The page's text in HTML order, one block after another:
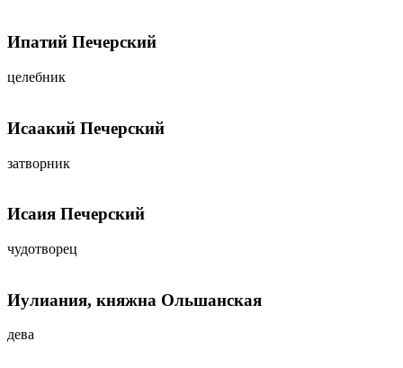
Ипатий Печерский
целебник
Исаакий Печерский
затворник
Исаия Печерский
чудотворец
Иулиания, княжна Ольшанская
дева